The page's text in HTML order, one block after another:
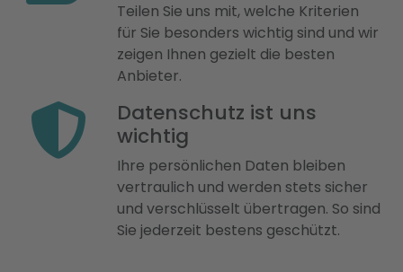
Teilen Sie uns mit, welche Kriterien
für Sie besonders wichtig sind und wir
zeigen Ihnen gezielt die besten
Anbieter.
Datenschutz ist uns
wichtig
Ihre persönlichen Daten bleiben
vertraulich und werden stets sicher
und verschlüsselt übertragen. So sind
Sie jederzeit bestens geschützt.